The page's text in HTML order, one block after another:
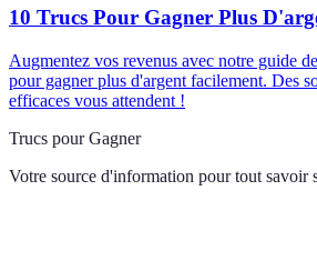
10 Trucs Pour Gagner Plus
Augmentez vos revenus avec notre guide
pour gagner plus d'argent facilement. Des
efficaces vous attendent !
Trucs pour Gagner
Votre source d'information pour tout savoir